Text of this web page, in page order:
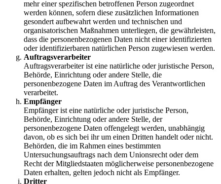
mehr einer spezifischen betroffenen Person zugeordnet
werden können, sofern diese zusätzlichen Informationen
gesondert aufbewahrt werden und technischen und
organisatorischen Maßnahmen unterliegen, die gewährleisten,
dass die personenbezogenen Daten nicht einer identifizierten
oder identifizierbaren natürlichen Person zugewiesen werden.
Auftragsverarbeiter
Auftragsverarbeiter ist eine natürliche oder juristische Person,
Behörde, Einrichtung oder andere Stelle, die
personenbezogene Daten im Auftrag des Verantwortlichen
verarbeitet.
Empfänger
Empfänger ist eine natürliche oder juristische Person,
Behörde, Einrichtung oder andere Stelle, der
personenbezogene Daten offengelegt werden, unabhängig
davon, ob es sich bei ihr um einen Dritten handelt oder nicht.
Behörden, die im Rahmen eines bestimmten
Untersuchungsauftrags nach dem Unionsrecht oder dem
Recht der Mitgliedstaaten möglicherweise personenbezogene
Daten erhalten, gelten jedoch nicht als Empfänger.
Dritter